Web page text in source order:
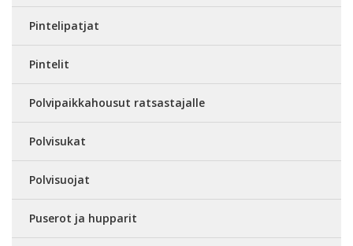
Pintelipatjat
Pintelit
Polvipaikkahousut ratsastajalle
Polvisukat
Polvisuojat
Puserot ja hupparit